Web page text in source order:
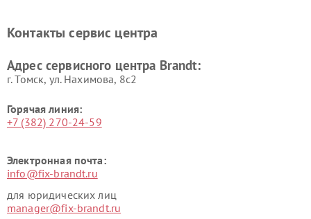
Контакты сервис центра
Адрес сервисного центра Brandt:
г. Томск, ул. Нахимова, 8с2
Горячая линия:
+7 (382) 270-24-59
Электронная почта:
info@fix-brandt.ru
для юридических лиц
manager@fix-brandt.ru